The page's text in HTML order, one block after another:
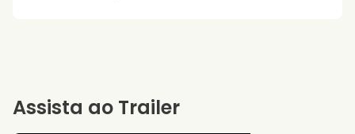
Assista ao Trailer